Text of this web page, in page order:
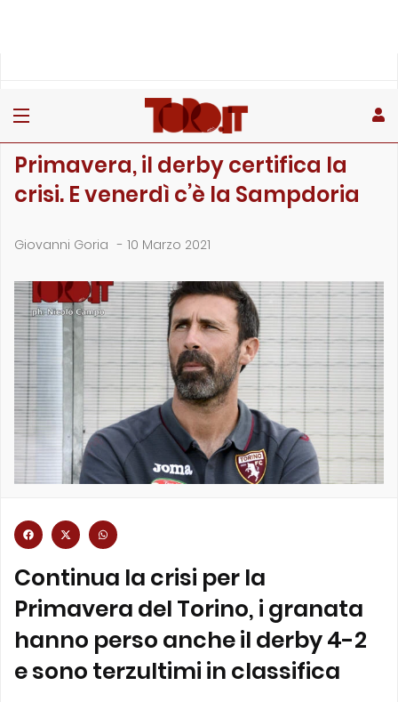
Primavera, il derby certifica la
crisi. E venerdì c’è la Sampdoria
Giovanni Goria - 10 Marzo 2021
Continua la crisi per la
Primavera del Torino, i granata
hanno perso anche il derby 4-2
e sono terzultimi in classifica